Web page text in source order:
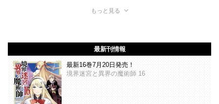
もっと見る
最新刊情報
最新16巻7月20日発売！
境界迷宮と異界の魔術師 16